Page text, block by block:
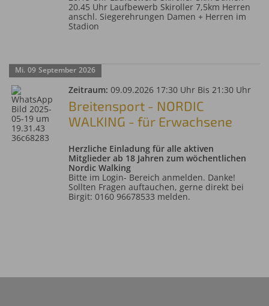
20.45 Uhr Laufbewerb Skiroller 7,5km Herren
anschl. Siegerehrungen Damen + Herren im
Stadion
Mi. 09 September 2026
Zeitraum: 09.09.2026 17:30 Uhr Bis 21:30 Uhr
Breitensport - NORDIC
WALKING - für Erwachsene
Herzliche Einladung für alle aktiven
Mitglieder ab 18 Jahren zum wöchentlichen
Nordic Walking
Bitte im Login- Bereich anmelden. Danke!
Sollten Fragen auftauchen, gerne direkt bei
Birgit: 0160 96678533 melden.